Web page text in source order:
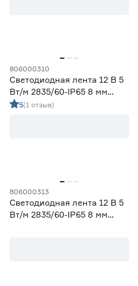
806000310
Светодиодная лента 12 В 5
Вт/м 2835/60‑IP65 8 мм
дневной 2 м Geniled
5(1 отзыв)
806000313
Светодиодная лента 12 В 5
Вт/м 2835/60‑IP65 8 мм